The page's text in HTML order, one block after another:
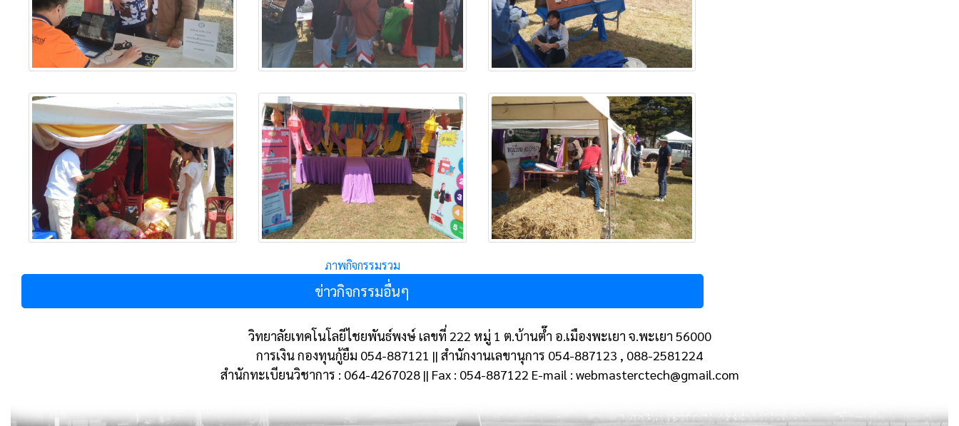
ภาพกิจกรรมรวม
ข่าวกิจกรรมอื่นๆ
วิทยาลัยเทคโนโลยีไชยพันธ์พงษ์ เลขที่ 222 หมู่ 1 ต.บ้านต๊ำ อ.เมืองพะเยา จ.พะเยา 56000
การเงิน กองทุนกู้ยืม 054-887121 || สำนักงานเลขานุการ 054-887123 , 088-2581224
สำนักทะเบียนวิชาการ : 064-4267028 || Fax : 054-887122 E-mail : webmasterctech@gmail.com